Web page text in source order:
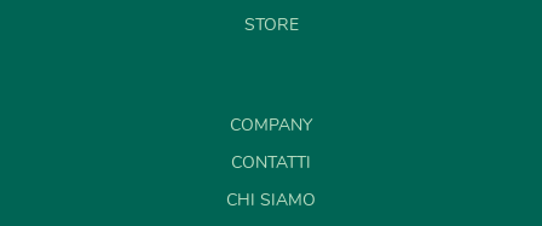
STORE
COMPANY
CONTATTI
CHI SIAMO